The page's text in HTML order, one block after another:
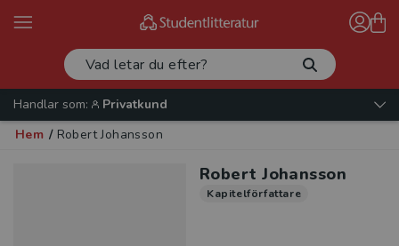
Handlar som:
Privatkund
Hem / Robert Johansson
Robert Johansson
Kapitelförfattare